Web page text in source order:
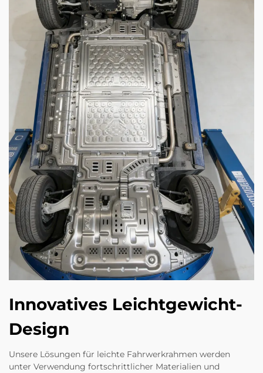
Innovatives Leichtgewicht-
Design
Unsere Lösungen für leichte Fahrwerkrahmen werden
unter Verwendung fortschrittlicher Materialien und